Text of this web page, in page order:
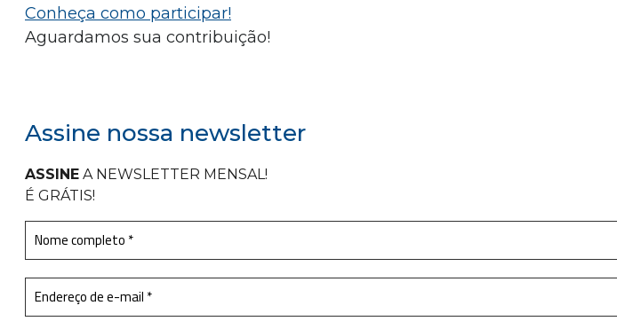
Conheça como participar!
Aguardamos sua contribuição!
Assine nossa newsletter
ASSINE A NEWSLETTER MENSAL!
É GRÁTIS!